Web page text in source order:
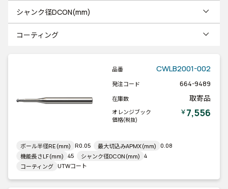
シャンク径DCON(mm)
コーティング
品番 CWLB2001-002
発注コード 664-9489
在庫数 取寄品
オレンジブック
価格(税抜)
￥7,556
ボール半径RE(mm) R0.05 最大切込みAPMX(mm) 0.08
機能長さLF(mm) 45 シャンク径DCON(mm) 4
コーティング UTWコート